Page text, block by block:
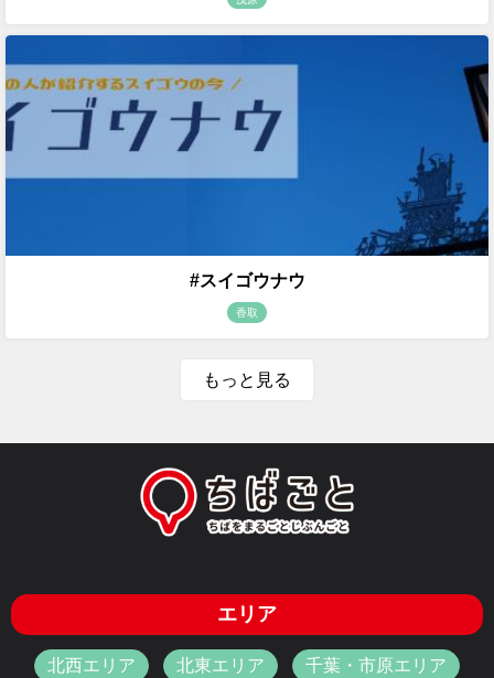
#スイゴウナウ
香取
もっと見る
エリア
北西エリア 北東エリア 千葉・市原エリア